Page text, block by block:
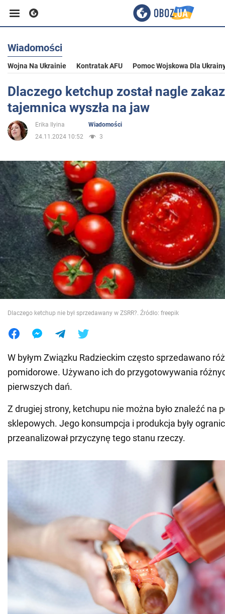
Biznes
Sport
Rozrywka
Polityka
Społeczeństwo
Wojna na Ukrainie
Świat
Jedzenie
Wiadomości
Wojna Na Ukrainie Kontratak AFU Pomoc Wojskowa Dla
Dlaczego ketchup został nagle
tajemnica wyszła na jaw
Erika Ilyina
Wiadomości
24.11.2024 10:52
3
Dlaczego ketchup nie był sprzedawany w ZSRR?. Źródło: freepik
W byłym Związku Radzieckim często sprzedawano
pomidorowe. Używano ich do przygotowywania
pierwszych dań.
Z drugiej strony, ketchupu nie można było znaleźć na
sklepowych. Jego konsumpcja i produkcja były
przeanalizował przyczynę tego stanu rzeczy.